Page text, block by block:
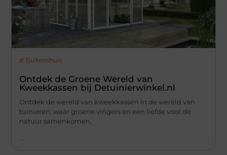
Buitenshuis
Ontdek de Groene Wereld van
Kweekkassen bij Detuinierwinkel.nl
Ontdek de wereld van kweekkassen In de wereld van
tuinieren, waar groene vingers en een liefde voor de
natuur samenkomen,
...